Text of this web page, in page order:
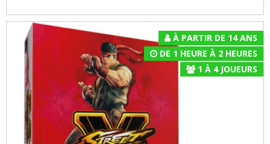
À PARTIR DE 14 ANS
DE 1 HEURE À 2 HEURES
1 À 4JOUEURS